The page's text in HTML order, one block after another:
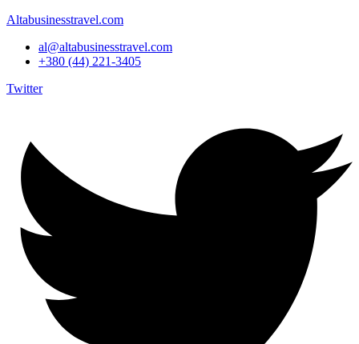
Altabusinesstravel.com
al@altabusinesstravel.com
+380 (44) 221-3405
Twitter